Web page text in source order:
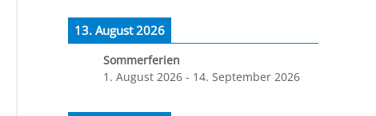
13. August 2026
Sommerferien
1. August 2026- 14. September 2026